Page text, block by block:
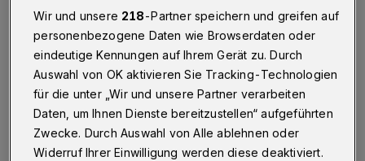
Screenshot am Haspel
Studierende der Bergischen Uni zeigen ab Mittwoch (3.
Juni 2015) Arbeiten des laufenden Semesters aus den
Bereichen Malerei, Bildhauerei, Grafik, Fotografie, Video
und Installation.
Wir und unsere 218-Partner speichern und greifen auf
personenbezogene Daten wie Browserdaten oder
eindeutige Kennungen auf Ihrem Gerät zu. Durch
Auswahl von OK aktivieren Sie Tracking-Technologien
für die unter „Wir und unsere Partner verarbeiten
Daten, um Ihnen Dienste bereitzustellen“ aufgeführten
Zwecke. Durch Auswahl von Alle ablehnen oder
Widerruf Ihrer Einwilligung werden diese deaktiviert.